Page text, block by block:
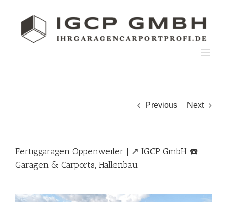
Previous Next
Fertiggaragen Oppenweiler | ↗️ IGCP GmbH ☎️
Garagen & Carports, Hallenbau